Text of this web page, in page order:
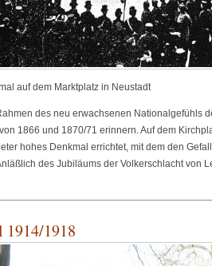
auf dem Marktplatz in Neustadt
des neu erwachsenen Nationalgefühls
1866 und 1870/71 erinnern. Auf dem
hohes Denkmal errichtet, mit dem den
des Jubiläums der Volkerschlacht von
1914/1918